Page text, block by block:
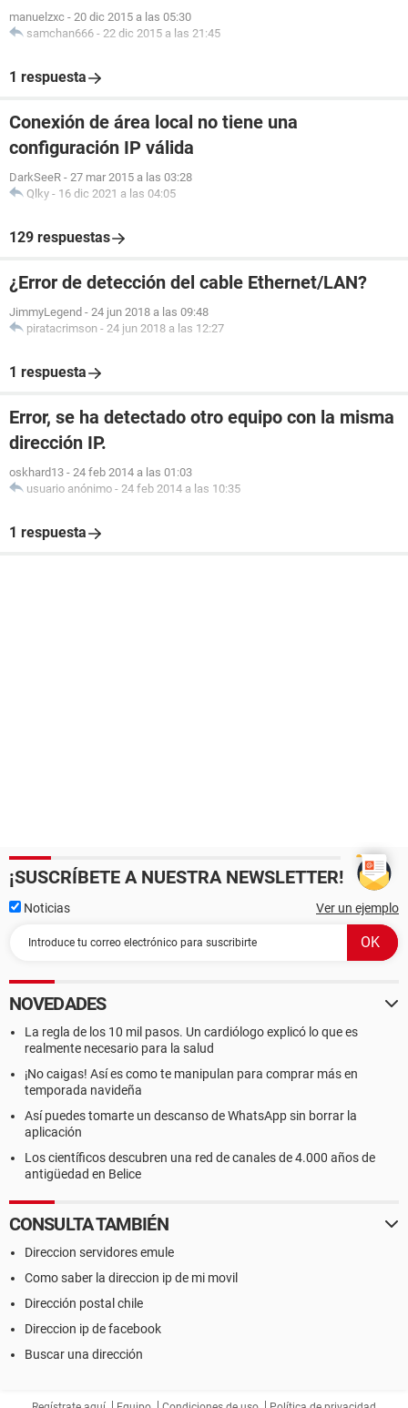
manuelzxc - 20 dic 2015 a las 05:30
samchan666 - 22 dic 2015 a las 21:45
1 respuesta
Conexión de área local no tiene una
configuración IP válida
DarkSeeR - 27 mar 2015 a las 03:28
Qlky - 16 dic 2021 a las 04:05
129 respuestas
¿Error de detección del cable Ethernet/LAN?
JimmyLegend - 24 jun 2018 a las 09:48
piratacrimson - 24 jun 2018 a las 12:27
1 respuesta
Error, se ha detectado otro equipo con la misma
dirección IP.
oskhard13 - 24 feb 2014 a las 01:03
usuario anónimo - 24 feb 2014 a las 10:35
1 respuesta
¡SUSCRÍBETE A NUESTRA NEWSLETTER!
Noticias Ver un ejemplo
NOVEDADES
La regla de los 10 mil pasos. Un cardiólogo explicó lo que es
realmente necesario para la salud
¡No caigas! Así es como te manipulan para comprar más en
temporada navideña
Así puedes tomarte un descanso de WhatsApp sin borrar la
aplicación
Los científicos descubren una red de canales de 4.000 años de
antigüedad en Belice
CONSULTA TAMBIÉN
Direccion servidores emule
Como saber la direccion ip de mi movil
Dirección postal chile
Direccion ip de facebook
Buscar una dirección